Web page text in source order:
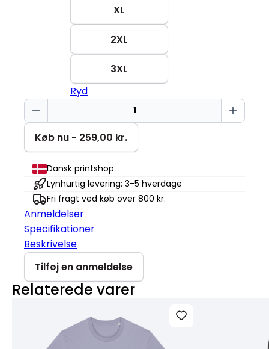
XL
2XL
3XL
Ryd
Keep
smiling
Miami
Roundneck
antal
Køb nu - 259,00 kr.
Dansk printshop
Lynhurtig levering: 3-5 hverdage
Fri fragt ved køb over 800 kr.
Anmeldelser
Specifikationer
Beskrivelse
Tilføj en anmeldelse
Relaterede varer